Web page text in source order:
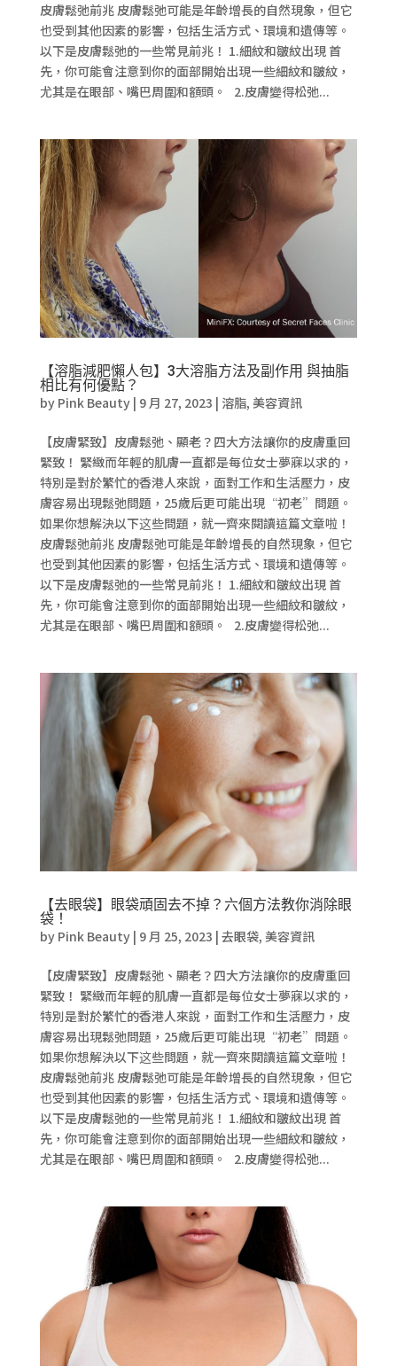
皮膚鬆弛前兆 皮膚鬆弛可能是年齡增長的自然現象，但它
也受到其他因素的影響，包括生活方式、環境和遺傳等。
以下是皮膚鬆弛的一些常見前兆！ 1.細紋和皺紋出現 首
先，你可能會注意到你的面部開始出現一些細紋和皺紋，
尤其是在眼部、嘴巴周圍和額頭。 2.皮膚變得松弛...
【溶脂減肥懶人包】3大溶脂方法及副作用 與抽脂
相比有何優點？
by Pink Beauty| 9 月 27, 2023 | 溶脂, 美容資訊
【皮膚緊致】皮膚鬆弛、顯老？四大方法讓你的皮膚重回
緊致！ 緊緻而年輕的肌膚一直都是每位女士夢寐以求的，
特別是對於繁忙的香港人來說，面對工作和生活壓力，皮
膚容易出現鬆弛問題，25歲后更可能出現“初老”問題。
如果你想解決以下这些問題，就一齊來閱讀這篇文章啦！
皮膚鬆弛前兆 皮膚鬆弛可能是年齡增長的自然現象，但它
也受到其他因素的影響，包括生活方式、環境和遺傳等。
以下是皮膚鬆弛的一些常見前兆！ 1.細紋和皺紋出現 首
先，你可能會注意到你的面部開始出現一些細紋和皺紋，
尤其是在眼部、嘴巴周圍和額頭。 2.皮膚變得松弛...
【去眼袋】眼袋頑固去不掉？六個方法教你消除眼
袋！
by Pink Beauty| 9 月 25, 2023 | 去眼袋, 美容資訊
【皮膚緊致】皮膚鬆弛、顯老？四大方法讓你的皮膚重回
緊致！ 緊緻而年輕的肌膚一直都是每位女士夢寐以求的，
特別是對於繁忙的香港人來說，面對工作和生活壓力，皮
膚容易出現鬆弛問題，25歲后更可能出現“初老”問題。
如果你想解決以下这些問題，就一齊來閱讀這篇文章啦！
皮膚鬆弛前兆 皮膚鬆弛可能是年齡增長的自然現象，但它
也受到其他因素的影響，包括生活方式、環境和遺傳等。
以下是皮膚鬆弛的一些常見前兆！ 1.細紋和皺紋出現 首
先，你可能會注意到你的面部開始出現一些細紋和皺紋，
尤其是在眼部、嘴巴周圍和額頭。 2.皮膚變得松弛...